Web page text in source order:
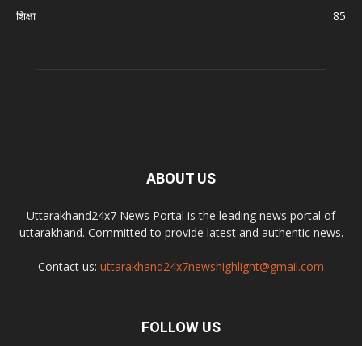
शिक्षा
85
ABOUT US
Uttarakhand24x7 News Portal is the leading news portal of
uttarakhand. Committed to provide latest and authentic news.
Contact us: uttarakhand24x7newshighlight@gmail.com
FOLLOW US